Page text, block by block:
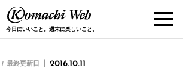
今日にいいこと。週末に楽しいこと。
最終更新日 2016.10.11